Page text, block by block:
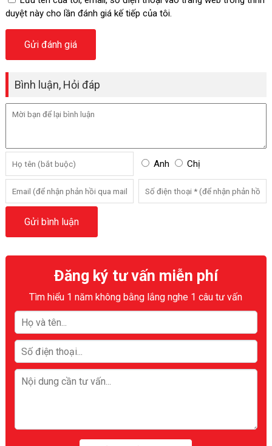
duyệt này cho lần đánh giá kế tiếp của tôi.
Bình luận, Hỏi đáp
Anh Chị
Đăng ký tư vấn miễn phí
Tìm hiểu 1 năm không bằng lắng nghe 1 câu tư vấn